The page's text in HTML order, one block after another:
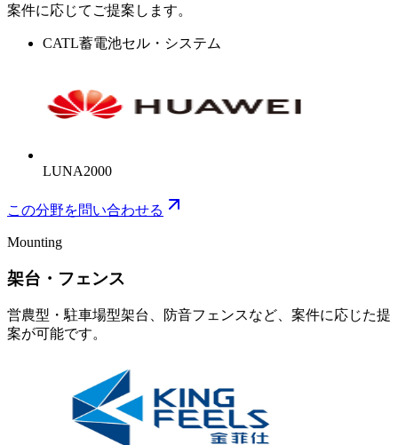
案件に応じてご提案します。
CATL蓄電池セル・システム
LUNA2000
この分野を問い合わせる
Mounting
架台・フェンス
営農型・駐車場型架台、防音フェンスなど、案件に応じた提
案が可能です。